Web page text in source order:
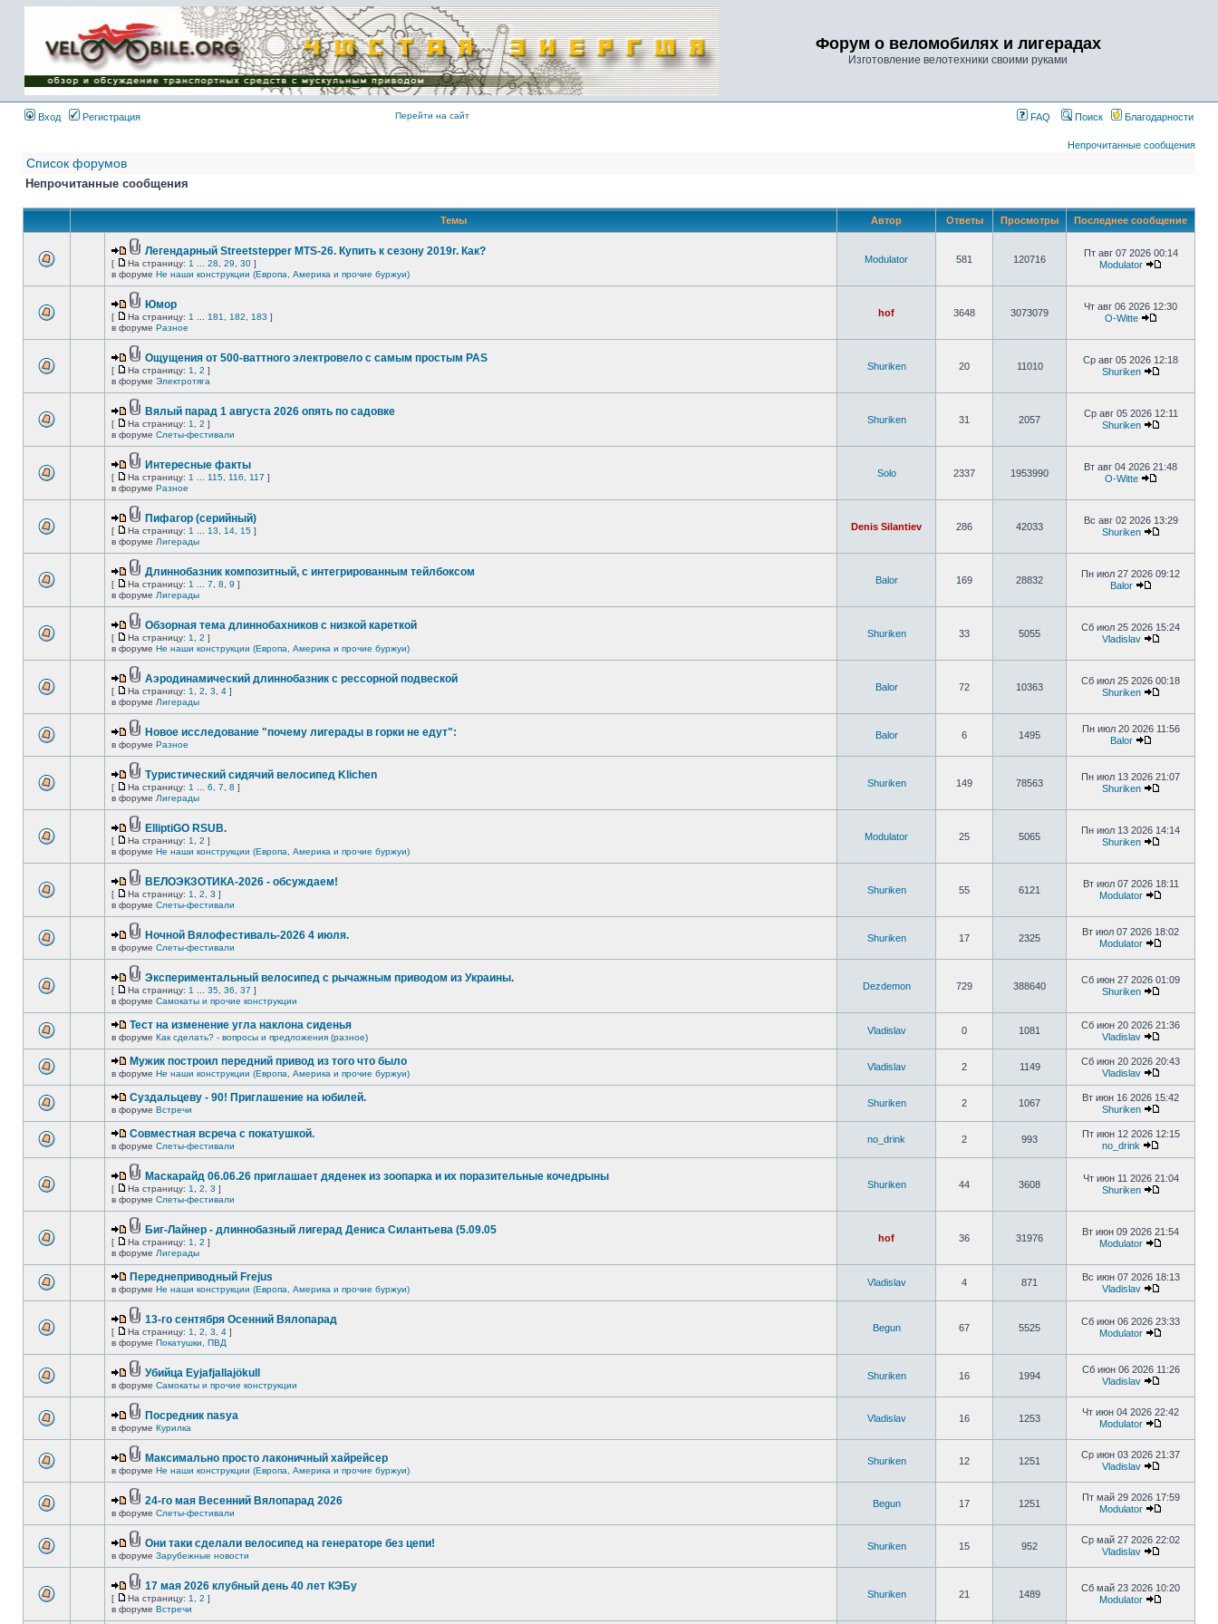
Имя пользователя:
Пароль:
{ LOG_ME_IN_SHORT
}
Форум о веломобилях и лигерадах
Изготовление велотехники своими руками
Вход Регистрация Перейти на сайт FAQ Поиск Благодарности
Непрочитанные сообщения
Список форумов
Непрочитанные сообщения
Темы Автор Ответы Просмотры Последнее сообщение
Легендарный Streetstepper MTS-26. Купить к сезону 2019г. Как?
[ На страницу: 1 28 29 30 ]
в форуме Не наши конструкции (Европа, Америка и прочие буржуи)
Modulator 581 120716
Пт авг 07 2026 00:14
Modulator
Юмор
[ На страницу: 1 181 182 183 ]
в форуме Разное
hof 3648 3073079
Чт авг 06 2026 12:30
O-Witte
Ощущения от 500-ваттного электровело с самым простым PAS
[ На страницу: 1 2 ]
в форуме Электротяга
Shuriken 20 11010
Ср авг 05 2026 12:18
Shuriken
Вялый парад 1 августа 2026 опять по садовке
[ На страницу: 1 2 ]
в форуме Слеты-фестивали
Shuriken 31 2057
Ср авг 05 2026 12:11
Shuriken
Интересные факты
[ На страницу: 1 115 116 117 ]
в форуме Разное
Solo 2337 1953990
Вт авг 04 2026 21:48
O-Witte
Пифагор (серийный)
[ На страницу: 1 13 14 15 ]
в форуме Лигерады
Denis Silantiev 286 42033
Вс авг 02 2026 13:29
Shuriken
Длиннобазник композитный, с интегрированным тейлбоксом
[ На страницу: 1 7 8 9 ]
в форуме Лигерады
Balor 169 28832
Пн июл 27 2026 09:12
Balor
Обзорная тема длиннобахников с низкой кареткой
[ На страницу: 1 2 ]
в форуме Не наши конструкции (Европа, Америка и прочие буржуи)
Shuriken 33 5055
Сб июл 25 2026 15:24
Vladislav
Аэродинамический длиннобазник с рессорной подвеской
[ На страницу: 1 2 3 4 ]
в форуме Лигерады
Balor 72 10363
Сб июл 25 2026 00:18
Shuriken
Новое исследование "почему лигерады в горки не едут":
в форуме Разное
Balor 6 1495
Пн июл 20 2026 11:56
Balor
Туристический сидячий велосипед Klichen
[ На страницу: 1 6 7 8 ]
в форуме Лигерады
Shuriken 149 78563
Пн июл 13 2026 21:07
Shuriken
ElliptiGO RSUB.
[ На страницу: 1 2 ]
в форуме Не наши конструкции (Европа, Америка и прочие буржуи)
Modulator 25 5065
Пн июл 13 2026 14:14
Shuriken
ВЕЛОЭКЗОТИКА-2026 - обсуждаем!
[ На страницу: 1 2 3 ]
в форуме Слеты-фестивали
Shuriken 55 6121
Вт июл 07 2026 18:11
Modulator
Ночной Вялофестиваль-2026 4 июля.
в форуме Слеты-фестивали
Shuriken 17 2325
Вт июл 07 2026 18:02
Modulator
Экспериментальный велосипед с рычажным приводом из Украины.
[ На страницу: 1 35 36 37 ]
в форуме Самокаты и прочие конструкции
Dezdemon 729 388640
Сб июн 27 2026 01:09
Shuriken
Тест на изменение угла наклона сиденья
в форуме Как сделать? - вопросы и предложения (разное)
Vladislav 0 1081
Сб июн 20 2026 21:36
Vladislav
Мужик построил передний привод из того что было
в форуме Не наши конструкции (Европа, Америка и прочие буржуи)
Vladislav 2 1149
Сб июн 20 2026 20:43
Vladislav
Суздальцеву - 90! Приглашение на юбилей.
в форуме Встречи
Shuriken 2 1067
Вт июн 16 2026 15:42
Shuriken
Совместная всреча с покатушкой.
в форуме Слеты-фестивали
no_drink 2 993
Пт июн 12 2026 12:15
no_drink
Маскарайд 06.06.26 приглашает дяденек из зоопарка и их поразительные кочедрыны
[ На страницу: 1 2 3 ]
в форуме Слеты-фестивали
Shuriken 44 3608
Чт июн 11 2026 21:04
Shuriken
Биг-Лайнер - длиннобазный лигерад Дениса Силантьева (5.09.05
[ На страницу: 1 2 ]
в форуме Лигерады
hof 36 31976
Вт июн 09 2026 21:54
Modulator
Переднеприводный Frejus
в форуме Не наши конструкции (Европа, Америка и прочие буржуи)
Vladislav 4 871
Вс июн 07 2026 18:13
Vladislav
13-го сентября Осенний Вялопарад
[ На страницу: 1 2 3 4 ]
в форуме Покатушки, ПВД
Begun 67 5525
Сб июн 06 2026 23:33
Modulator
Убийца Eyjafjallajökull
в форуме Самокаты и прочие конструкции
Shuriken 16 1994
Сб июн 06 2026 11:26
Vladislav
Посредник nasya
в форуме Курилка
Vladislav 16 1253
Чт июн 04 2026 22:42
Modulator
Максимально просто лаконичный хайрейсер
в форуме Не наши конструкции (Европа, Америка и прочие буржуи)
Shuriken 12 1251
Ср июн 03 2026 21:37
Vladislav
24-го мая Весенний Вялопарад 2026
в форуме Слеты-фестивали
Begun 17 1251
Пт май 29 2026 17:59
Modulator
Они таки сделали велосипед на генераторе без цепи!
в форуме Зарубежные новости
Shuriken 15 952
Ср май 27 2026 22:02
Vladislav
17 мая 2026 клубный день 40 лет КЭБу
[ На страницу: 1 2 ]
в форуме Встречи
Shuriken 21 1489
Сб май 23 2026 10:20
Modulator